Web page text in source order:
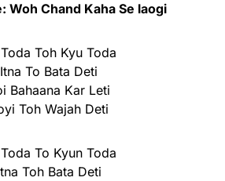
Woh Chand Kaha Se laogi
Toh Kyu Toda
Itna To Bata Deti
Bahaana Kar Leti
Toh Wajah Deti
To Kyun Toda
Toh Bata Deti